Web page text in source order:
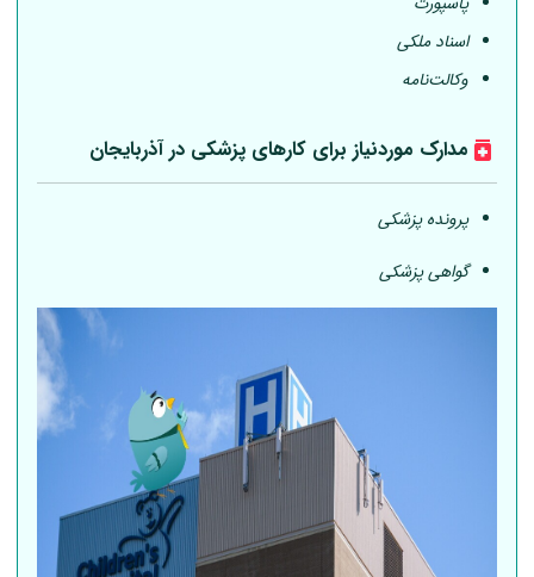
اسناد ملکی
وکالت‌نامه
مدارک موردنیاز برای کارهای پزشکی در آذربایجان
پرونده پزشکی
گواهی پزشکی